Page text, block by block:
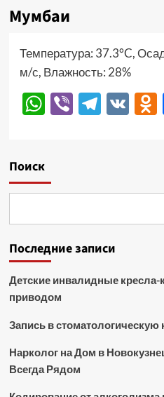
Мумбаи
Температура: 37.3°C,
м/с, Влажность: 28%
WhatsApp
ViberVK
Поиск
Последние записи
Детские инвалидные
приводом
Запись в стоматологическую
Нарколог на Дом в
Всегда Рядом